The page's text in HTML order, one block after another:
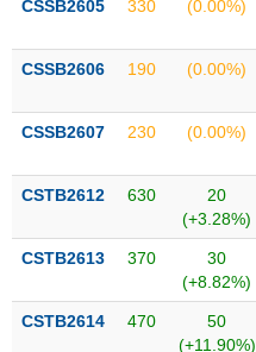
CSSB2605 330 (0.00%)
CSSB2606 190 (0.00%)
CSSB2607 230 (0.00%)
CSTB2612 630
20
(+3.28%)
CSTB2613 370
30
(+8.82%)
CSTB2614 470
50
(+11.90%)
BẤT
ĐỘNG
chứng
khoán
Tất cả Cổ phiếu